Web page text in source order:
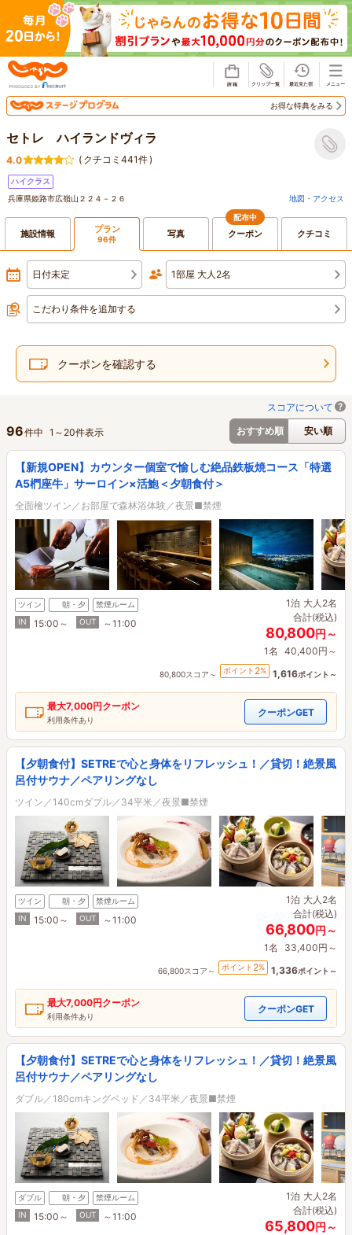
お得な特典をみる
セトレ ハイランドヴィラ
4.0 ( クチコミ441件)
ハイクラス
兵庫県姫路市広嶺山２２４－２６
地図・アクセス
施設情報 プラン
96件 写真
配布中
クーポン クチコミ
日付未定 1部屋 大人2名
こだわり条件を追加する
クーポンを確認する
スコアについて
おすすめ順
安い順
96件中 1 ～ 20件表示
【新規OPEN】カウンター個室で愉しむ絶品鉄板焼コース「特選
A5椚座牛」サーロイン×活鮑＜夕朝食付＞
全面檜ツイン／お部屋で森林浴体験／夜景■禁煙
ツイン 朝・夕
禁煙ルーム
IN
15:00～ OUT ～11:00
1泊 大人2名
合計(税込)
80,800円～
1名 40,400円～
80,800スコア～ ポイント 2% 1,616ポイント～
最大7,000円クーポン
利用条件あり
クーポンGET
【夕朝食付】SETREで心と身体をリフレッシュ！／貸切！絶景風
呂付サウナ／ペアリングなし
ツイン／140cmダブル／34平米／夜景■禁煙
ツイン 朝・夕
禁煙ルーム
IN
15:00～ OUT ～11:00
1泊 大人2名
合計(税込)
66,800円～
1名 33,400円～
66,800スコア～ ポイント 2% 1,336ポイント～
最大7,000円クーポン
利用条件あり
クーポンGET
【夕朝食付】SETREで心と身体をリフレッシュ！／貸切！絶景風
呂付サウナ／ペアリングなし
ダブル／180cmキングベッド／34平米／夜景■禁煙
ダブル 朝・夕
禁煙ルーム
IN
15:00～ OUT ～11:00
1泊 大人2名
合計(税込)
65,800円～